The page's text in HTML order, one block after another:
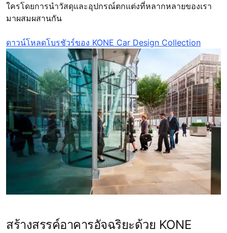
ใครโดยการนำวัสดุและอุปกรณ์ตกแต่งที่หลากหลายของเรา
มาผสมผสานกัน
ดาวน์โหลดโบรชัวร์ของ KONE Car Design Collection
สร้างสรรค์อาคารอัจฉริยะด้วย KONE